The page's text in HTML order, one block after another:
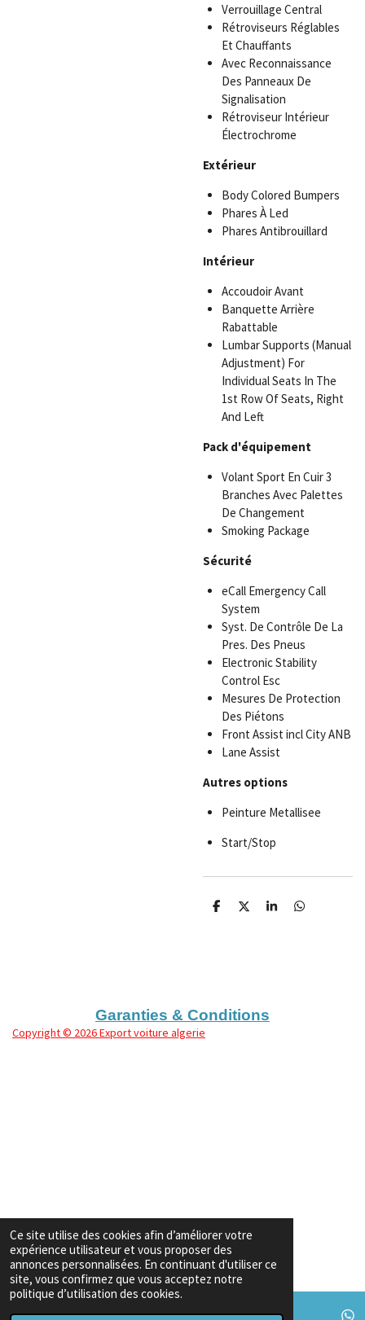
Ce site utilise des cookies afin d’améliorer votre
expérience utilisateur et vous proposer des
annonces personnalisées. En continuant d'utiliser ce
site, vous confirmez que vous acceptez notre
politique d’utilisation des cookies.
Verrouillage Central
Rétroviseurs Réglables
Et Chauffants
Avec Reconnaissance
Des Panneaux De
Signalisation
Rétroviseur Intérieur
Électrochrome
Extérieur
Body Colored Bumpers
Phares À Led
Phares Antibrouillard
Intérieur
Accoudoir Avant
Banquette Arrière
Rabattable
Lumbar Supports (Manual
Adjustment) For
Individual Seats In The
1st Row Of Seats, Right
And Left
Pack d'équipement
Volant Sport En Cuir 3
Branches Avec Palettes
De Changement
Smoking Package
Sécurité
eCall Emergency Call
System
Syst. De Contrôle De La
Pres. Des Pneus
Electronic Stability
Control Esc
Mesures De Protection
Des Piétons
Front Assist incl City ANB
Lane Assist
Autres options
Peinture Metallisee
Start/Stop
P
P
P
P
Garanties & Conditions
Copyright© 2026 Export voiture algerie